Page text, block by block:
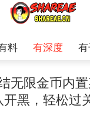
料 有深度
无限金币内
黑，轻松过